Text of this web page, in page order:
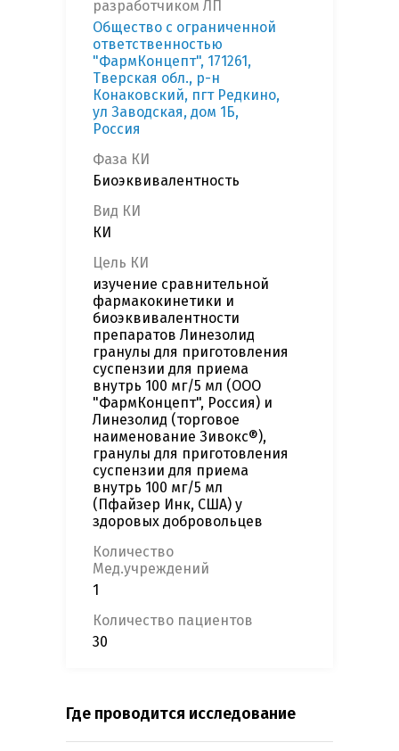
разработчиком ЛП
Общество с ограниченной
ответственностью
"ФармКонцепт", 171261,
Тверская обл., р-н
Конаковский, пгт Редкино,
ул Заводская, дом 1Б,
Россия
Фаза КИ
Биоэквивалентность
Вид КИ
КИ
Цель КИ
изучение сравнительной
фармакокинетики и
биоэквивалентности
препаратов Линезолид
гранулы для приготовления
суспензии для приема
внутрь 100 мг/5 мл (ООО
"ФармКонцепт", Россия) и
Линезолид (торговое
наименование Зивокс®),
гранулы для приготовления
суспензии для приема
внутрь 100 мг/5 мл
(Пфайзер Инк, США) у
здоровых добровольцев
Количество
Мед.учреждений
1
Количество пациентов
30
Где проводится исследование